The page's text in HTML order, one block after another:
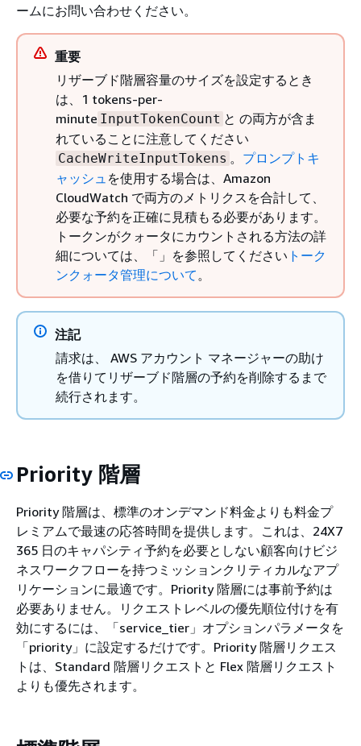
ームにお問い合わせください。
重要
リザーブド階層容量のサイズを設定するとき
は、1 tokens-per-
minute InputTokenCount と の両方が含ま
れていることに注意してください
CacheWriteInputTokens 。 プロンプトキ
ャッシュ を使用する場合は、Amazon
CloudWatch で両方のメトリクスを合計して、
必要な予約を正確に見積もる必要があります。
トークンがクォータにカウントされる方法の詳
細については、「」を参照してください トーク
ンクォータ管理について 。
注記
請求は、 AWS アカウント マネージャーの助け
を借りてリザーブド階層の予約を削除するまで
続行されます。
Priority 階層
Priority 階層は、標準のオンデマンド料金よりも料金プ
レミアムで最速の応答時間を提供します。これは、24X7
365 日のキャパシティ予約を必要としない顧客向けビジ
ネスワークフローを持つミッションクリティカルなアプ
リケーションに最適です。Priority 階層には事前予約は
必要ありません。リクエストレベルの優先順位付けを有
効にするには、「service_tier」オプションパラメータを
「priority」に設定するだけです。Priority 階層リクエス
トは、Standard 階層リクエストと Flex 階層リクエスト
よりも優先されます。